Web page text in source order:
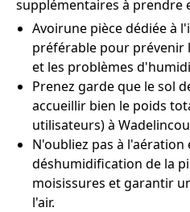
supplémentaires à prendre
Avoirune pièce dédiée à
préférable pour prévenir
et les problèmes
Prenez garde que le sol
accueillir bien le poids
utilisateurs) à
N'oubliez pas à l'aération
déshumidification de la
moisissures et garantir
l'air.